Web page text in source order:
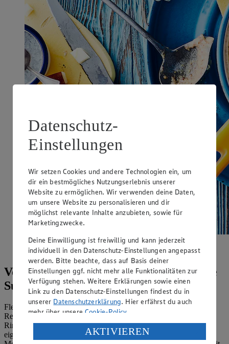
Passt zu Käse vorab und Fleisch danach - unser Apfel-
Meerrettich-Senf.
Vegetarische Rezepte mit Kren: cremige
Suppen und frische Dips
Fleisch mit Meerrettich gilt als ideale Kombination. Meerrettich-
Rezepte kannst du aber ebenso gut vegetarisch genießen und auf
Rind und Schwein verzichten. Gerade für den Herbst und Winter
eignen sich beispielsweise unserePastinaken-Suppe
Datenschutz-
Einstellungen
Wir setzen Cookies und andere Technologien ein, um
dir ein bestmögliches Nutzungserlebnis unserer
Website zu ermöglichen. Wir verwenden deine Daten,
um unsere Website zu personalisieren und dir
möglichst relevante Inhalte anzubieten, sowie für
Marketingzwecke.
Deine Einwilligung ist freiwillig und kann jederzeit
individuell in den Datenschutz-Einstellungen angepasst
werden. Bitte beachte, dass auf Basis deiner
Einstellungen ggf. nicht mehr alle Funktionalitäten zur
Verfügung stehen. Weitere Erklärungen sowie einen
Link zu den Datenschutz-Einstellungen findest du in
unserer Datenschutzerklärung. Hier erfährst du auch
mehr über unsereCookie-Policy.
Verarbeitung deiner personenbezogenen Daten in den
USA durch Facebook und YouTube:
AKTIVIEREN